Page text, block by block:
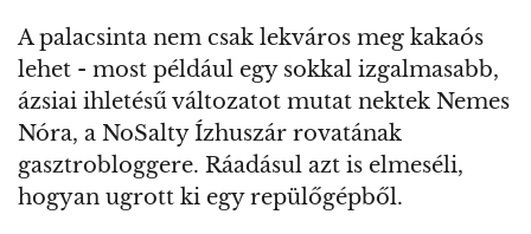
A palacsinta nem csak lekváros meg kakaós
lehet - most például egy sokkal izgalmasabb,
ázsiai ihletésű változatot mutat nektek Nemes
Nóra, a NoSalty Ízhuszár rovatának
gasztrobloggere. Ráadásul azt is elmeséli,
hogyan ugrott ki egy repülőgépből.